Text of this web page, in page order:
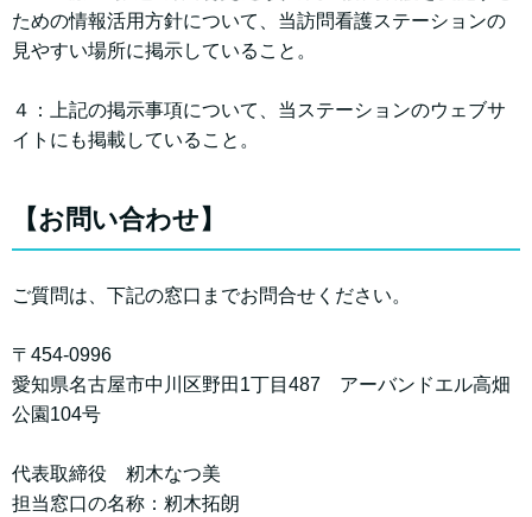
ための情報活用方針について、当訪問看護ステーションの
見やすい場所に掲示していること。
４：上記の掲示事項について、当ステーションのウェブサ
イトにも掲載していること。
【お問い合わせ】
ご質問は、下記の窓口までお問合せください。
〒454-0996
愛知県名古屋市中川区野田1丁目487 アーバンドエル高畑
公園104号
代表取締役 籾木なつ美
担当窓口の名称：籾木拓朗